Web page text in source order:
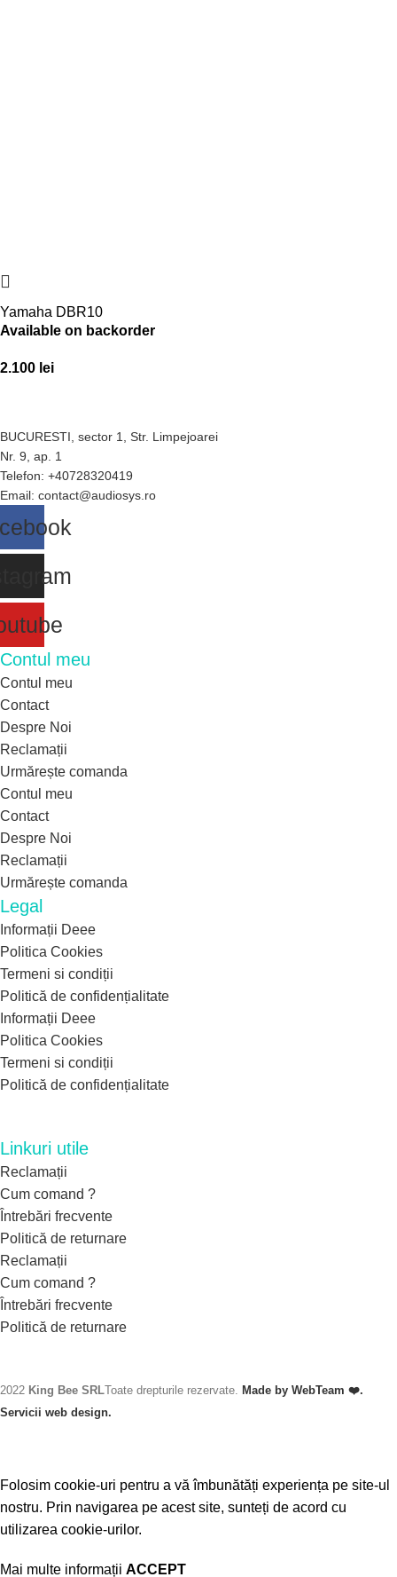
Yamaha DBR10
Available on backorder
2.100 lei
BUCURESTI, sector 1, Str. Limpejoarei
Nr. 9, ap. 1
Telefon: +40728320419
Email: contact@audiosys.ro
Contul meu
Contul meu
Contact
Despre Noi
Reclamații
Urmărește comanda
Contul meu
Contact
Despre Noi
Reclamații
Urmărește comanda
Legal
Informații Deee
Politica Cookies
Termeni si condiții
Politică de confidențialitate
Informații Deee
Politica Cookies
Termeni si condiții
Politică de confidențialitate
Linkuri utile
Reclamații
Cum comand ?
Întrebări frecvente
Politică de returnare
Reclamații
Cum comand ?
Întrebări frecvente
Politică de returnare
2022 King Bee SRLToate drepturile rezervate. Made by WebTeam ❤️.
Servicii web design.
Folosim cookie-uri pentru a vă îmbunătăți experiența pe site-ul
nostru. Prin navigarea pe acest site, sunteți de acord cu
utilizarea cookie-urilor.
Mai multe informații ACCEPT